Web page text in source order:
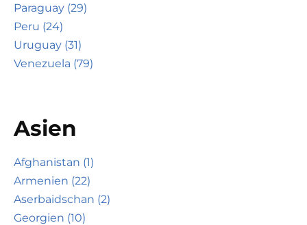
Paraguay (29)
Peru (24)
Uruguay (31)
Venezuela (79)
Asien
Afghanistan (1)
Armenien (22)
Aserbaidschan (2)
Georgien (10)